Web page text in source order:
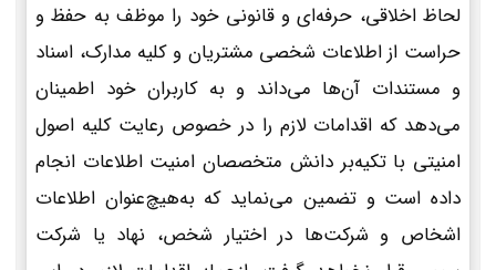
لحاظ اخلاقی، حرفه‌ای و قانونی خود را موظف به حفظ و
حراست از اطلاعات شخصی مشتریان و کلیه مدارک، اسناد
و مستندات آن‌ها می‌داند و به کاربران خود اطمینان
می‌دهد که اقدامات لازم را در خصوص رعایت کلیه اصول
امنیتی با تکیه‌بر دانش متخصصان امنیت اطلاعات انجام
داده است و تضمین می‌نماید که به‌هیچ‌عنوان اطلاعات
اشخاص و شرکت‌ها در اختیار شخص، نهاد یا شرکت